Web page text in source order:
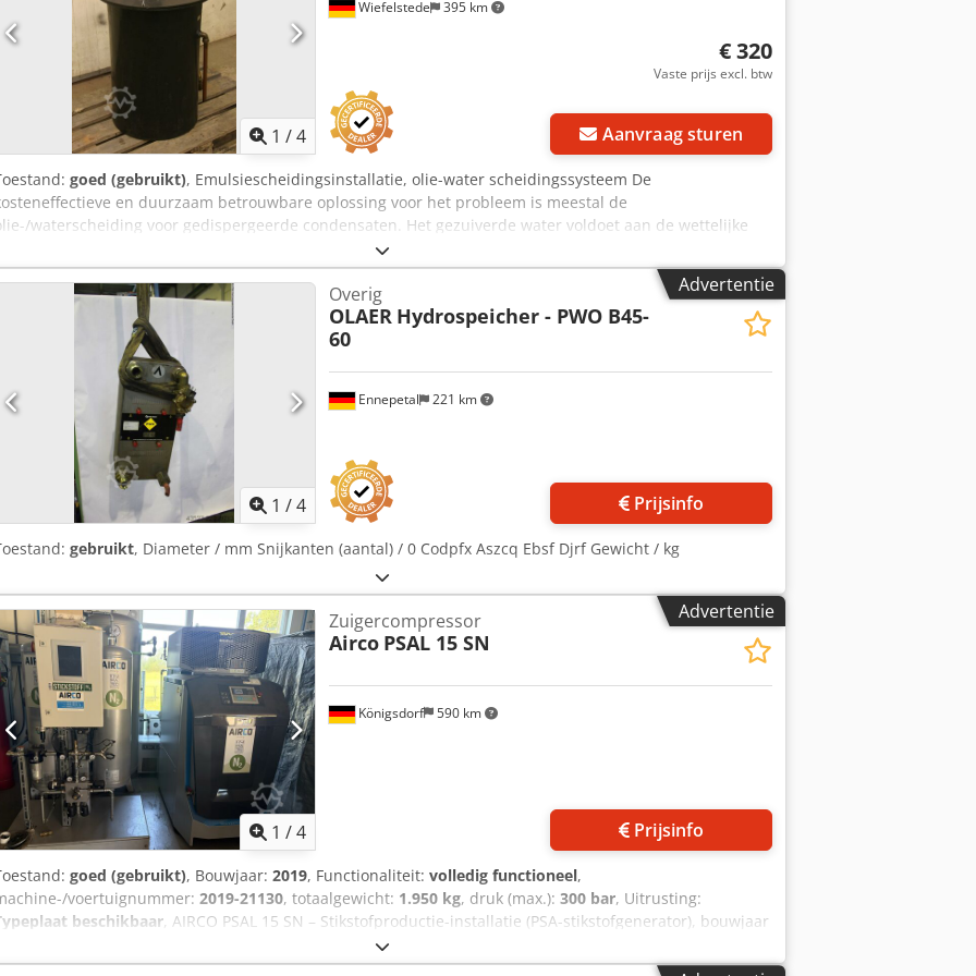
1 /4
Wiefelstede 395 km
€ 320
Vaste prijs excl. btw
Aanvraag sturen
goed (gebruikt), Emulsiescheidingsinstallatie, olie-water scheidingssysteem De
en duurzaam betrouwbare oplossing voor het probleem is meestal de
waterscheiding voor gedispergeerde condensaten. Het gezuiverde water voldoet aan de wettelijke
eisen voor lozing in het riool. - Afmetingen: 500 x 1000 mm - Gewicht: 50 kg Codeb A I Dvepfx Af Djrf
Advertentie
1 /4
Ennepetal 221 km
Overig
OLAER Hydrospeicher - PWO B45-
60
Prijsinfo
gebruikt, Diameter / mm Snijkanten (aantal) / 0 Codpfx Aszcq Ebsf Djrf Gewicht / kg
Advertentie
1 /4
Königsdorf 590 km
Zuigercompressor
Airco PSAL 15 SN
Prijsinfo
goed (gebruikt), Bouwjaar: 2019, Functionaliteit: volledig functioneel,
voertuignummer: 2019-21130, totaalgewicht: 1.950 kg, druk (max.): 300 bar, Uitrusting:
beschikbaar, AIRCO PSAL 15 SN – Stikstofproductie-installatie (PSA-stikstofgenerator), bouwjaar
2019, serienummer 2019-21130. Fabrikant: AIRCO Systems GmbH, Frankfurt. Complete, turn-key PSA-
voor de eigen productie van stikstof (N₂) – bijvoorbeeld voor lasersnijmachines, verpakkingen of